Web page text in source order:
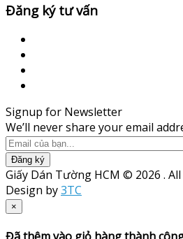
Đăng ký tư vấn
Signup for Newsletter
We’ll never share your email
Đăng ký
Giấy Dán Tường HCM © 2026 .
Design by3TC
×